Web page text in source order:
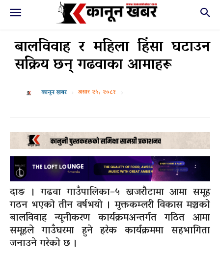
बालविवाह र महिला हिंसा घटाउन
सक्रिय छन् गढवाका आमाहरू
कानून खबर असार २५, २०८१
दाङ । गढवा गाउँपालिका–५ खजरौटामा आमा समूह
गठन भएको तीन वर्षभयो । मुक्तकम्लरी विकास मञ्चको
बालविवाह न्यूनीकरण कार्यक्रमअन्तर्गत गठित आमा
समूहले गाउँघरमा हुने हरेक कार्यक्रममा सहभागिता
जनाउने गरेको छ ।